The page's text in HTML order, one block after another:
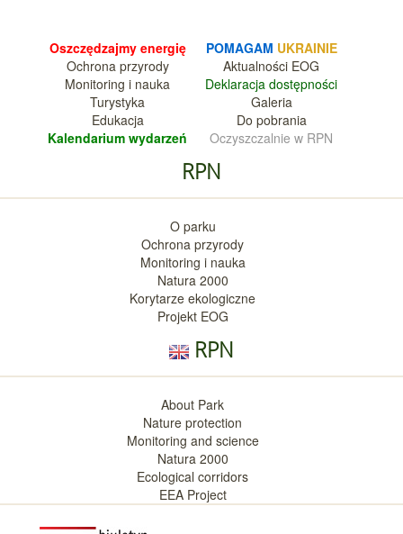
Oszczędzajmy energię
Ochrona przyrody
Monitoring i nauka
Turystyka
Edukacja
Kalendarium wydarzeń
POMAGAM UKRAINIE
Aktualności EOG
Deklaracja dostępności
Galeria
Do pobrania
Oczyszczalnie w RPN
RPN
O parku
Ochrona przyrody
Monitoring i nauka
Natura 2000
Korytarze ekologiczne
Projekt EOG
RPN
About Park
Nature protection
Monitoring and science
Natura 2000
Ecological corridors
EEA Project